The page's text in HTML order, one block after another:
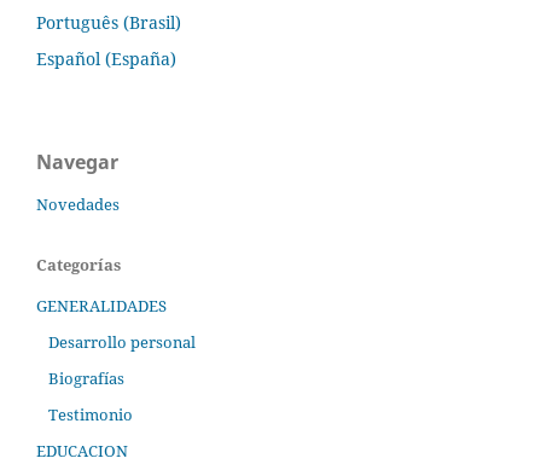
Português (Brasil)
Español (España)
Navegar
Novedades
Categorías
GENERALIDADES
Desarrollo personal
Biografías
Testimonio
EDUCACION